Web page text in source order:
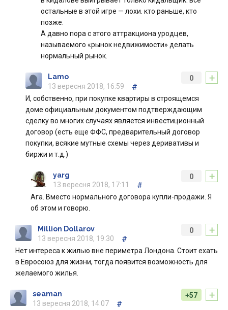
остальные в этой игре — лохи. кто раньше, кто
позже.
А давно пора с этого аттракциона уродцев,
называемого «рынок недвижимости» делать
нормальный рынок.
+
0
Lamo
13 вересня 2018, 16:59
#
И, собственно, при покупке квартиры в строящемся
доме официальным документом подтверждающим
сделку во многих случаях является инвестиционный
договор (есть еще ФФС, предварительный договор
покупки, всякие мутные схемы через деривативы и
биржи и т.д.)
+
0
yarg
13 вересня 2018, 17:11
#
Ага. Вместо нормального договора купли-продажи. Я
об этом и говорю.
+
0
Million Dollarov
13 вересня 2018, 19:30
#
Нет интереса к жилью вне периметра Лондона. Стоит ехать
в Евросоюз для жизни, тогда появится возможность для
желаемого жилья.
+
+57
seaman
13 вересня 2018, 14:07
#